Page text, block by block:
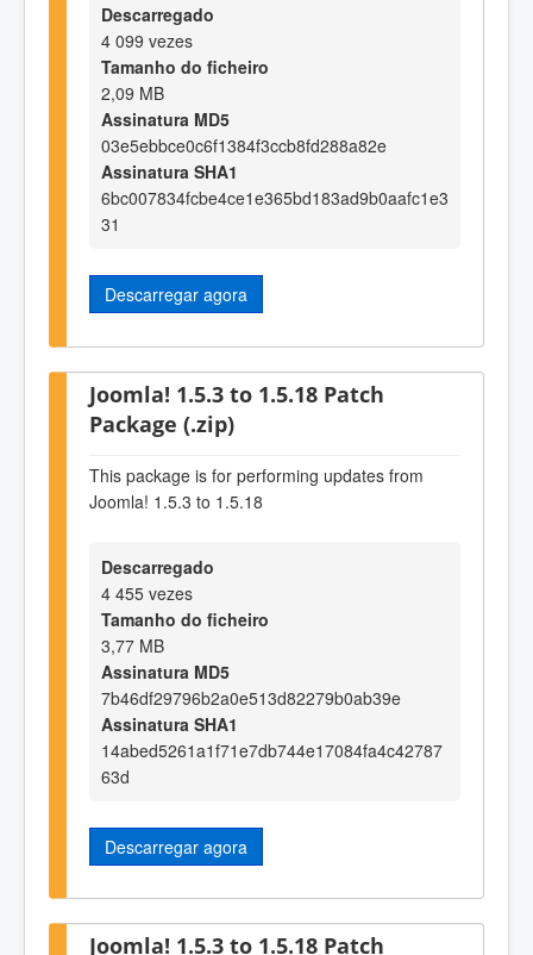
Descarregado
4 099 vezes
Tamanho do ficheiro
2,09 MB
Assinatura MD5
03e5ebbce0c6f1384f3ccb8fd288a82e
Assinatura SHA1
6bc007834fcbe4ce1e365bd183ad9b0aafc1e3
31
Descarregar agora
Joomla! 1.5.3 to 1.5.18 Patch
Package (.zip)
This package is for performing updates from
Joomla! 1.5.3 to 1.5.18
Descarregado
4 455 vezes
Tamanho do ficheiro
3,77 MB
Assinatura MD5
7b46df29796b2a0e513d82279b0ab39e
Assinatura SHA1
14abed5261a1f71e7db744e17084fa4c42787
63d
Descarregar agora
Joomla! 1.5.3 to 1.5.18 Patch